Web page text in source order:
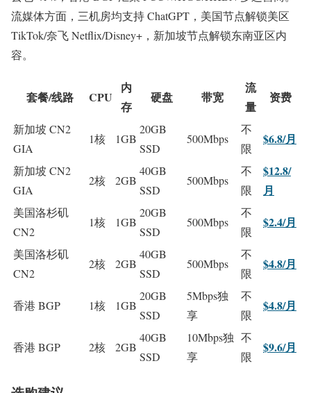
流媒体方面，三机房均支持 ChatGPT，美国节点解锁美区
TikTok/奈飞 Netflix/Disney+，新加坡节点解锁东南亚区内
容。
套餐/线路 CPU
内
存
硬盘 带宽
流
量
资费
新加坡 CN2
GIA
1核 1GB
20GB
SSD
500Mbps
不
限
$6.8/月
新加坡 CN2
GIA
2核 2GB
40GB
SSD
500Mbps
不
限
$12.8/
月
美国洛杉矶
CN2
1核 1GB
20GB
SSD
500Mbps
不
限
$2.4/月
美国洛杉矶
CN2
2核 2GB
40GB
SSD
500Mbps
不
限
$4.8/月
香港 BGP 1核 1GB
20GB
SSD
5Mbps独
享
不
限
$4.8/月
香港 BGP 2核 2GB
40GB
SSD
10Mbps独
享
不
限
$9.6/月